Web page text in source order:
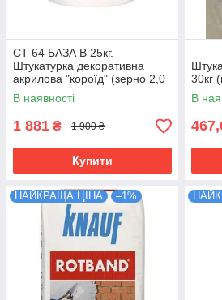
СТ 64 БАЗА В 25кг.
Штукатурка декоративна
акрилова "короїд" (зерно 2,0
мм)
В наявності
1 881 ₴ 1 900 ₴
Купити
30кг
В
НАЙКРАЩА ЦІНА –1%